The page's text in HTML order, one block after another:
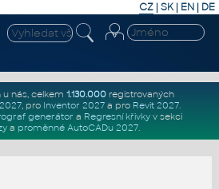
CZ | SK| EN | DE
u nás, celkem 1.130.000registrovaných
, pro Inventor 2027a pro Revit 2027.
generátor a Regresní křivkyv sekci
a proměnné AutoCADu 2027.